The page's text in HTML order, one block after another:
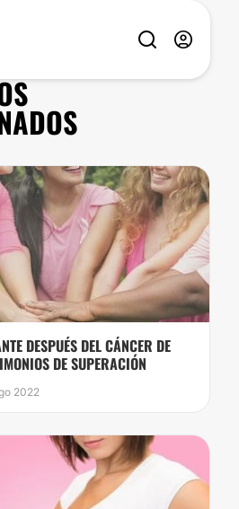
DESPUÉS DEL CÁNCER DE
DE SUPERACIÓN
2022